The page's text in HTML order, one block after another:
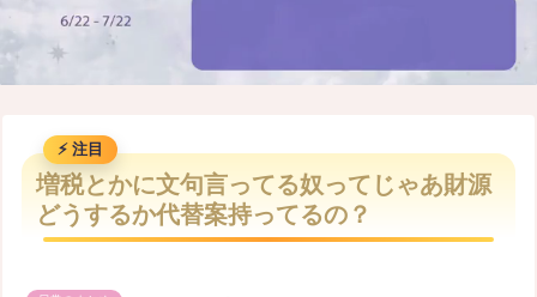
M
u
t
増税とかに文句言ってる奴ってじゃあ財源
どうするか代替案持ってるの？